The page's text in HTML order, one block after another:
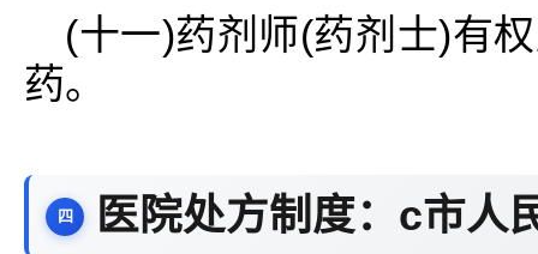
(十一)药剂师(药剂士)有
药。
医院处方制度：c市人